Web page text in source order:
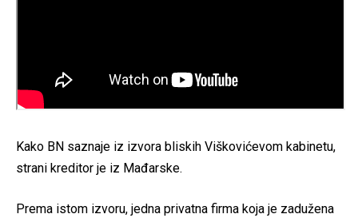
Kako BN saznaje iz izvora bliskih Viškovićevom kabinetu,
strani kreditor je iz Mađarske.
Prema istom izvoru, jedna privatna firma koja je zadužena